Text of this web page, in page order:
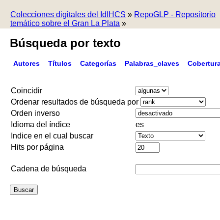
Colecciones digitales del IdIHCS » RepoGLP - Repositorio
temático sobre el Gran La Plata »
Búsqueda por texto
Autores Títulos Categorías Palabras_claves
Coincidir
Ordenar resultados de búsqueda por
Orden inverso
Idioma del índice
es
Indice en el cual buscar
Hits por página
Cadena de búsqueda